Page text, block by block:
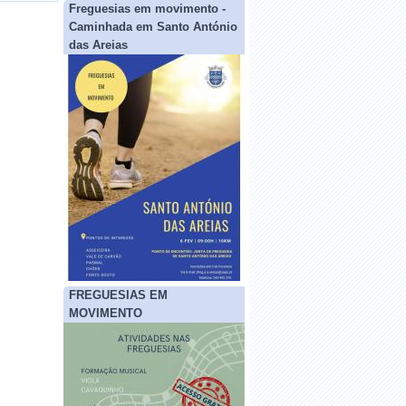
Freguesias em movimento -
Caminhada em Santo António
das Areias
FREGUESIAS EM
MOVIMENTO